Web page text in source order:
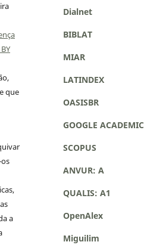
que
a
Dialnet
BIBLAT
MIAR
LATINDEX
OASISBR
GOOGLE ACADEMIC
SCOPUS
ANVUR: A
QUALIS: A1
OpenAlex
Miguilim